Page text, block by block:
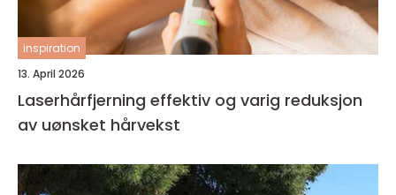
inspiration
13. April 2026
Laserhårfjerning effektiv og varig reduksjon
av uønsket hårvekst